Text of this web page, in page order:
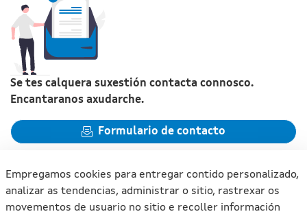
Se tes calquera suxestión contacta connosco.
Encantaranos axudarche.
Formulario de contacto
Empregamos cookies para entregar contido personalizado,
analizar as tendencias, administrar o sitio, rastrexar os
movementos de usuario no sitio e recoller información